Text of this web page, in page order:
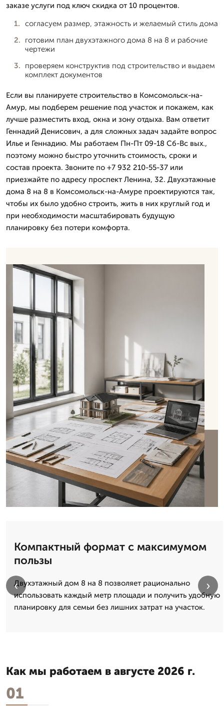
заказе услуги под ключ скидка от 10 процентов.
согласуем размер, этажность и желаемый стиль дома
готовим план двухэтажного дома 8 на 8 и рабочие
чертежи
проверяем конструктив под строительство и выдаем
комплект документов
Если вы планируете строительство в Комсомольск-на-
Амур, мы подберем решение под участок и покажем, как
лучше разместить вход, окна и зону отдыха. Вам ответит
Геннадий Денисович, а для сложных задач задайте вопрос
Илье и Геннадию. Мы работаем Пн-Пт 09-18 Сб-Вс вых.,
поэтому можно быстро уточнить стоимость, сроки и
состав проекта. Звоните по +7 932 210-55-37 или
приезжайте по адресу проспект Ленина, 32. Двухэтажные
дома 8 на 8 в Комсомольск-на-Амуре проектируются так,
чтобы их было удобно строить, жить в них круглый год и
при необходимости масштабировать будущую
планировку без потери комфорта.
Компактный формат с максимумом
пользы
Двухэтажный дом 8 на 8 позволяет рационально
использовать каждый метр площади и получить удобную
планировку для семьи без лишних затрат на участок.
‹ ›
Как мы работаем в августе 2026 г.
01